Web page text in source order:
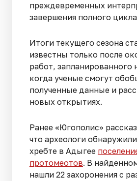
преждевременных
завершения полного
Итоги текущего сезона
известны только после
работ, запланированного
когда ученые смогут
полученные данные и
новых открытиях.
Ранее «Югополис»
что археологи
хребте в Адыгее
протомеотов. В
нашли 22 захоронения с